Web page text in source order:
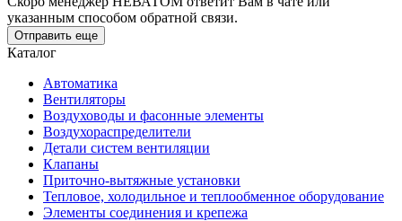
указанным способом обратной связи.
Отправить еще
Каталог
Автоматика
Вентиляторы
Воздуховоды и фасонные элементы
Воздухораспределители
Детали систем вентиляции
Клапаны
Приточно-вытяжные установки
Тепловое, холодильное и теплообменное оборудование
Элементы соединения и крепежа